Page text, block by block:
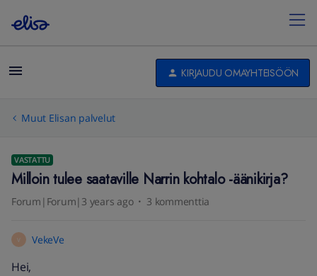
KIRJAUDU OMAYHTEISÖÖN
Muut Elisan palvelut
VASTATTU
Milloin tulee saataville Narrin kohtalo -äänikirja?
Forum|Forum|3 years ago 3 kommenttia
V VekeVe
Hei,